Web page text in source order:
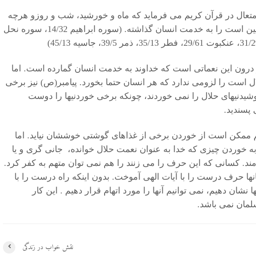
در قرآن کریم می فرماید که ماه و خورشید، شب و روزو هرچه
در آسمان و زمین است را به خدمت انسان گذاشته. (سوره ابراهیم 14/32، سوره نحل
درون این نعماتی است که خداوند به خدمت انسان گمارده است. اما
است را لزومی ندارد که هر انسان حتما بخورد. پیامبر(ص) نیز برخی
حلال را نمی خوردند، چونکه برخی خوردنیها را دوست
پسندید.
ممکن است از خوردن برخی از غذاهای گوشتی خوششان نیاید. اما
به خوردن چیزی که خدا به عنوان نعمت حلال خوانده، جانی گری و یا
کسانی که این حرف را می زنند را هم نمی توان متهم به کفر کرد.
حرف درست را با آیات الهی آموخت. بدون اینکه راه درست را با
نشان دهیم، نمی توانیم آنها را مورد اتهام قرار دهیم . این کار
نمی باشد.
نقش خواب در زندگی